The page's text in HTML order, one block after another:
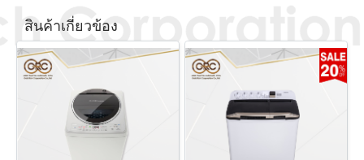
สินค้าเกี่ยวข้อง